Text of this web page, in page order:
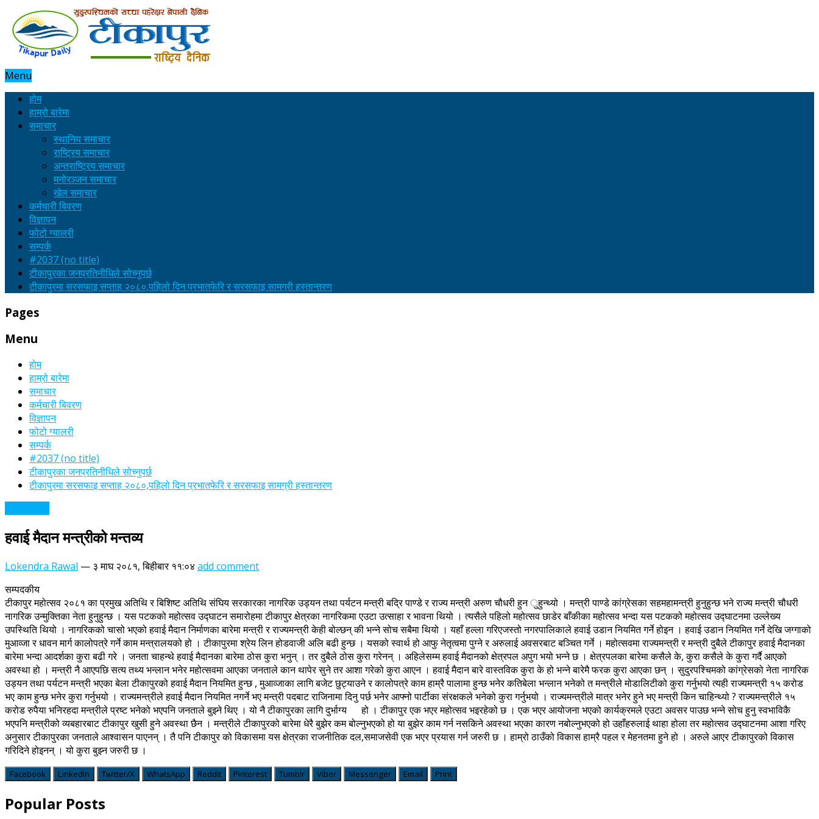
Menu
होम
हाम्रो बारेमा
समाचार
स्थानिय समाचार
राष्ट्रिय समाचार
अन्तराष्ट्रिय समाचार
मनोरञ्जन समाचार
खेल समाचार
कर्मचारी बिवरण
विज्ञापन
फोटो ग्यालरी
सम्पर्क
#2037 (no title)
टीकापुरका जनप्रतिनीधिले सोच्नुपर्छ
टीकापुरमा सरसफाइ सप्ताह २०८०,पहिलो दिन प्रभातफेरि र सरसफाइ सामग्री हस्तान्तरण
Pages
Menu
होम
हाम्रो बारेमा
समाचार
कर्मचारी बिवरण
विज्ञापन
फोटो ग्यालरी
सम्पर्क
#2037 (no title)
टीकापुरका जनप्रतिनीधिले सोच्नुपर्छ
टीकापुरमा सरसफाइ सप्ताह २०८०,पहिलो दिन प्रभातफेरि र सरसफाइ सामग्री हस्तान्तरण
हवाई मैदान मन्त्रीको मन्तव्य
Lokendra Rawal — ३ माघ २०८१, बिहीबार ११:०४ add comment
सम्पदकीय
टीकापुर महोत्सव २०८१ का प्रमुख अतिथि र बिशिष्ट अतिथि संघिय सरकारका नागरिक उड्यन तथा पर्यटन मन्त्री बद्रि पाण्डे र राज्य मन्त्री अरुण चौधरी हुन ुहुन्थ्यो । मन्त्री पाण्डे कांग्रेसका सहमहामन्त्री हुनुहुन्छ भने राज्य मन्त्री चौधरी
नागरिक उन्मुक्तिका नेता हुनुहुन्छ । यस पटकको महोत्सव उद्घाटन समारोहमा टीकापुर क्षेत्रका नागरिकमा एउटा उत्साहा र भावना थियो । त्यसैले पहिलो महोत्सव छाडेर बाँकीका महोत्सव भन्दा यस पटकको महोत्सव उद्घाटनमा उल्लेख्य
उपस्थिति थियो । नागरिकको चासो भएको हवाई मैदान निर्माणका बारेमा मन्त्री र राज्यमन्त्री केही बोल्छन् की भन्ने सोच सबैमा थियो । यहाँ हल्ला गरिएजस्तो नगरपालिकाले हवाई उडान नियमित गर्ने होइन । हवाई उडान नियमित गर्ने देखि जग्गाको
मुआव्जा र धावन मार्ग कालोपत्रे गर्ने काम मन्त्रालयको हो । टीकापुरमा श्रेय लिन होडवाजी अलि बढी हुन्छ । यसको स्वार्थ हो आफु नेतृत्वमा पुग्ने र अरुलाई अवसरबाट बञ्चित गर्ने । महोत्सवमा राज्यमन्त्री र मन्त्री दुबैले टीकापुर हवाई मैदानका
बारेमा भन्दा आदर्शका कुरा बढी गरे । जनता चाहन्थे हवाई मैदानका बारेमा ठोस कुरा भनुन् । तर दुबैले ठोस कुरा गरेनन् । अहिलेसम्म हवाई मैदानको क्षेत्रपल अपुग भयो भन्ने छ । क्षेत्रपलका बारेमा कसैले के, कुरा कसैले के कुरा गर्दै आएको
अवस्था हो । मन्त्री नै आएपछि सत्य तथ्य भन्लान भनेर महोत्सवमा आएका जनताले कान थापेर सुने तर आशा गरेको कुरा आएन । हवाई मैदान बारे वास्तविक कुरा के हो भन्ने बारेमै फरक कुरा आएका छन् । सुदुरपश्चिमको कांग्रेसको नेता नागरिक
उड्यन तथा पर्यटन मन्त्री भएका बेला टीकापुरको हवाई मैदान नियमित हुन्छ , मुआव्जाका लागि बजेट छुट्याउने र कालोपत्रे काम हाम्रै पालामा हुन्छ भनेर कतिबेला भन्लान भनेको त मन्त्रीले मोडालिटीको कुरा गर्नुभयो त्यही राज्यमन्त्री १५ करोड
भए काम हुन्छ भनेर कुरा गर्नुभयो । राज्यमन्त्रीले हवाई मैदान नियमित नगर्ने भए मन्त्री पदबाट राजिनामा दिनु पर्छ भनेर आफ्नो पार्टीका संरक्षकले भनेको कुरा गर्नुभयो । राज्यमन्त्रीले मात्र भनेर हुने भए मन्त्री किन चाहिन्थ्यो ? राज्यमन्त्रीले १५
करोड रुपैया भनिरहदा मन्त्रीले प्रष्ट भनेको भएपनि जनताले बुझ्ने थिए । यो नै टीकापुरका लागि दुर्भाग्य हो । टीकापुर एक भएर महोत्सव भइरहेको छ । एक भएर आयोजना भएको कार्यक्रमले एउटा अवसर पाउछ भन्ने सोच हुनु स्वभाविकै
भएपनि मन्त्रीको व्यबहारबाट टीकापुर खुसी हुने अवस्था छैन । मन्त्रीले टीकापुरको बारेमा धेरै बुझेर कम बोल्नुभएको हो या बुझेर काम गर्न नसकिने अवस्था भएका कारण नबोल्नुभएको हो उहाँहरुलाई थाहा होला तर महोत्सव उद्घाटनमा आशा गरिए
अनुसार टीकापुरका जनताले आश्वासन पाएनन् । तै पनि टीकापुर को विकासमा यस क्षेत्रका राजनीतिक दल,समाजसेवी एक भएर प्रयास गर्न जरुरी छ । हाम्रो ठाउँको विकास हाम्रै पहल र मेहनतमा हुने हो । अरुले आएर टीकापुरको विकास
गरिदिने होइनन् । यो कुरा बुझ्न जरुरी छ ।
Facebook LinkedIn Twitter/X WhatsApp Reddit Pinterest Tumblr Viber Messenger Email Print
Popular Posts